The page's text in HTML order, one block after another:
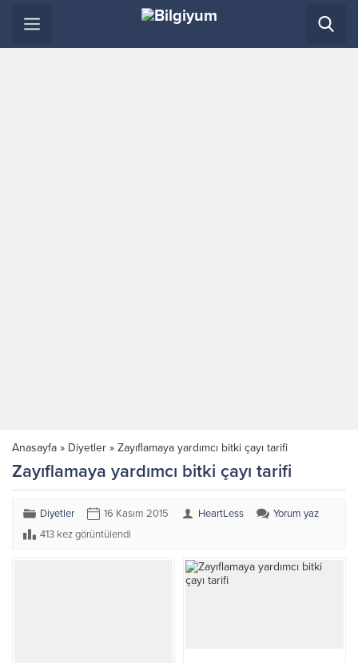
Anasayfa » Diyetler » Zayıflamaya yardımcı bitki çayı tarifi
Zayıflamaya yardımcı bitki çayı tarifi
Diyetler 16 Kasım 2015 HeartLess
Yorum yaz
413 kez görüntülendi